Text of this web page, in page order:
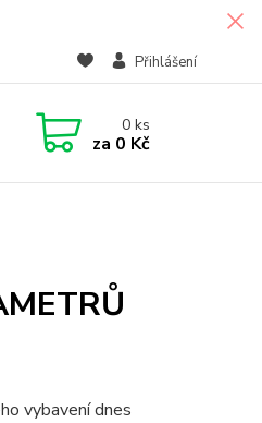
Přihlášení
0ks
za 0 Kč
vybavení dnes